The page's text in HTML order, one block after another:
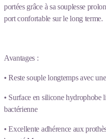
portées grâce à sa souplesse
port confortable sur le long terme.
Avantages :
• Reste souple longtemps avec
• Surface en silicone hydrophobe
bactérienne
• Excellente adhérence aux